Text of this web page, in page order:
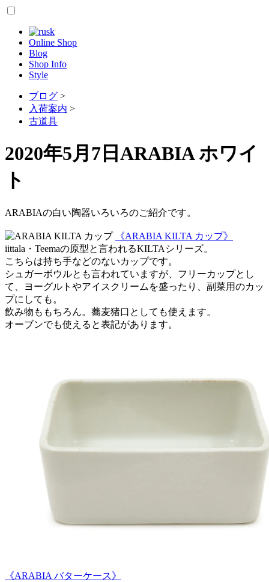
Online Shop
Blog
Shop Info
Style
ブログ >
入荷案内 >
古道具
2020年5月7日 ARABIA ホワイ
ト
ARABIAの白い陶器いろいろのご紹介です。
《ARABIA KILTA カップ》
iittala・Teemaの原型と言われるKILTAシリーズ。
こちらは持ち手などのないカップです。
シュガーボウルとも言われていますが、フリーカップとし
て、ヨーグルトやアイスクリームを盛ったり、副菜用のカッ
プにしても。
飲み物ももちろん。蕎麦猪口としても使えます。
オーブンでも使えると表記があります。
《ARABIA バターケース》